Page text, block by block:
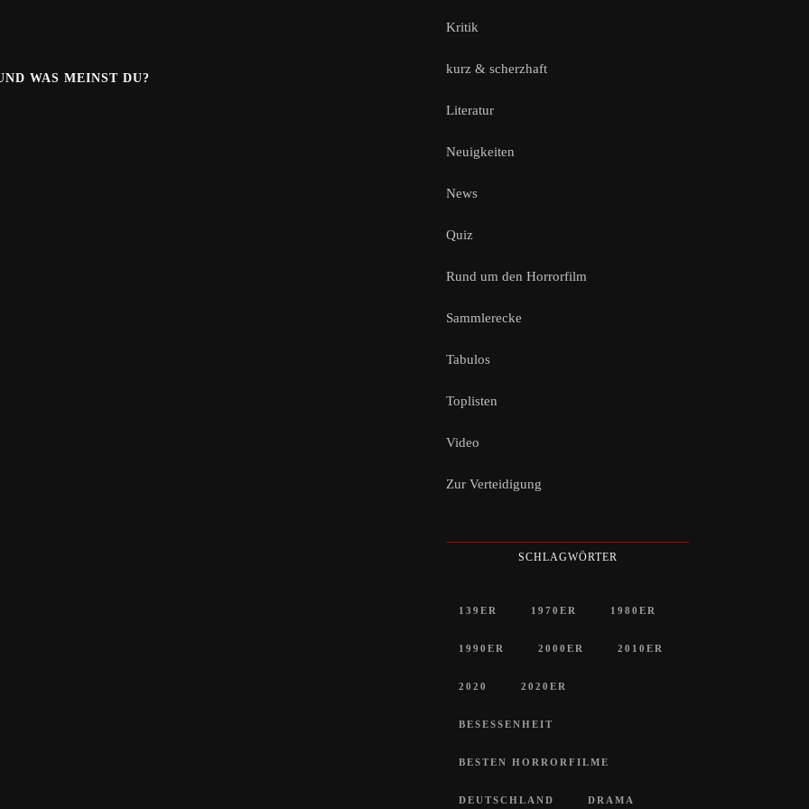
WAS MEINST DU?
Kritik
kurz & scherzhaft
Literatur
Neuigkeiten
News
Quiz
Rund um den Horrorfilm
Sammlerecke
Tabulos
Toplisten
Video
Zur Verteidigung
SCHLAGWÖRTER
139ER 1970ER 1980ER
1990ER 2000ER 2010ER
2020 2020ER
BESESSENHEIT
BESTEN HORRORFILME
DEUTSCHLAND DRAMA